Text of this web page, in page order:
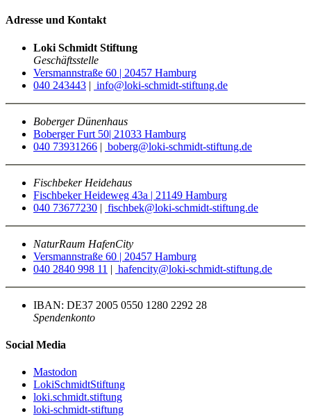
Adresse und Kontakt
Loki Schmidt Stiftung
Geschäftsstelle
Versmannstraße 60 | 20457 Hamburg
040 243443 | info@loki-schmidt-stiftung.de
Boberger Dünenhaus
Boberger Furt 50| 21033 Hamburg
040 73931266 | boberg@loki-schmidt-stiftung.de
Fischbeker Heidehaus
Fischbeker Heideweg 43a | 21149 Hamburg
040 73677230 | fischbek@loki-schmidt-stiftung.de
NaturRaum HafenCity
Versmannstraße 60 | 20457 Hamburg
040 2840 998 11 | hafencity@loki-schmidt-stiftung.de
IBAN: DE37 2005 0550 1280 2292 28
Spendenkonto
Social Media
Mastodon
LokiSchmidtStiftung
loki.schmidt.stiftung
loki-schmidt-stiftung